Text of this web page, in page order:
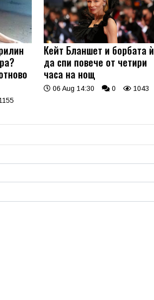
Кейт Бланшет и борбата ѝ
да спи повече от четири
часа на нощ
06 Aug 14:30 0 1043